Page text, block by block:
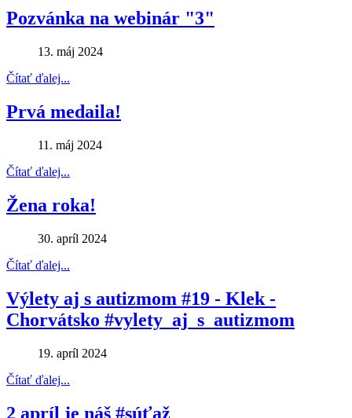
Pozvánka na webinár "3"
13. máj 2024
Čítať ďalej...
Prvá medaila!
11. máj 2024
Čítať ďalej...
Žena roka!
30. apríl 2024
Čítať ďalej...
Výlety aj s autizmom #19 - Klek -
Chorvátsko #vylety_aj_s_autizmom
19. apríl 2024
Čítať ďalej...
2 apríl je náš #súťaž